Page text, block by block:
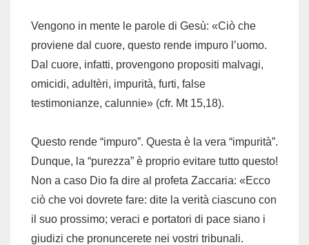
Vengono in mente le parole di Gesù: «Ciò che
proviene dal cuore, questo rende impuro l’uomo.
Dal cuore, infatti, provengono propositi malvagi,
omicidi, adultèri, impurità, furti, false
testimonianze, calunnie» (cfr. Mt 15,18).
Questo rende “impuro”. Questa è la vera “impurità”.
Dunque, la “purezza” è proprio evitare tutto questo!
Non a caso Dio fa dire al profeta Zaccaria: «Ecco
ciò che voi dovrete fare: dite la verità ciascuno con
il suo prossimo; veraci e portatori di pace siano i
giudizi che pronuncerete nei vostri tribunali.